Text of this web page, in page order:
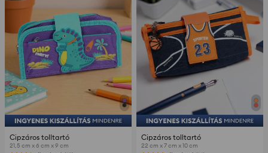
Cipzáros tolltartó
21,5 cm x 6 cm x 9 cm
Cipzáros tolltartó
22 cm x 7 cm x 10 cm